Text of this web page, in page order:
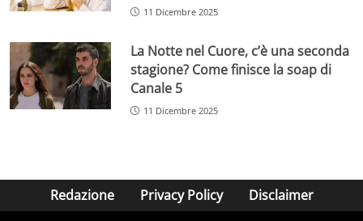
11 Dicembre 2025
La Notte nel Cuore, c’è una seconda
stagione? Come finisce la soap di
Canale 5
11 Dicembre 2025
Redazione Privacy Policy Disclaimer